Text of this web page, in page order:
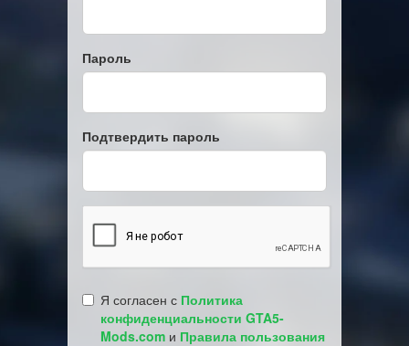
Пароль
Подтвердить пароль
Я согласен с Политика
конфиденциальности GTA5-
Mods.com и Правила пользования